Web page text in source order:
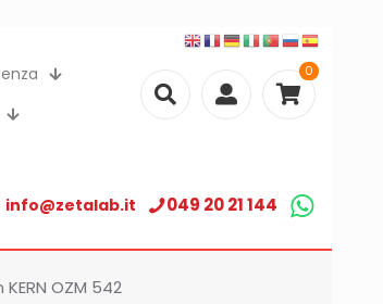
0
info@zetalab.it 049 20 21 144
OZM 542